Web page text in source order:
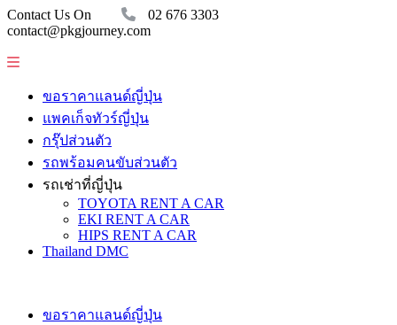
Contact Us On
02 676 3303
contact@pkgjourney.com
ขอราคาแลนด์ญี่ปุ่น
แพคเก็จทัวร์ญี่ปุ่น
กรุ๊ปส่วนตัว
รถพร้อมคนขับส่วนตัว
รถเช่าที่ญี่ปุ่น
TOYOTA RENT A CAR
EKI RENT A CAR
HIPS RENT A CAR
Thailand DMC
ขอราคาแลนด์ญี่ปุ่น